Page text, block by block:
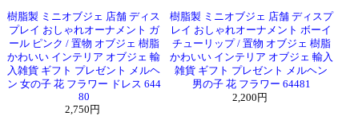
樹脂製 ミニオブジェ 店舗 ディス
プレイ おしゃれオーナメント ガ
ール ピンク / 置物 オブジェ 樹脂
かわいい インテリア オブジェ 輸
入雑貨 ギフト プレゼント メルヘ
ン 女の子 花 フラワー ドレス 644
80
2,750円
樹脂製 ミニオブジェ 店舗 ディスプ
レイ おしゃれオーナメント ボーイ
チューリップ / 置物 オブジェ 樹脂
かわいい インテリア オブジェ 輸入
雑貨 ギフト プレゼント メルヘン
男の子 花 フラワー 64481
2,200円